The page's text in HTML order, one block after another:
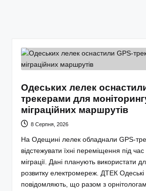
Одеських лелек
трекерами для
міграційних маршрутів
8 Серпня, 2026
На Одещині лелек обладнали GPS-
відстежувати їхні переміщення під час
міграції. Дані планують використати
розвитку електромереж. ДТЕК Одеські
повідомляють, що разом з